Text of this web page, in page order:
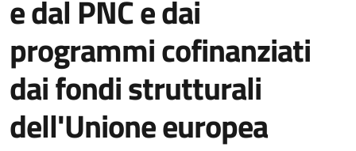
e dal PNC e dai
programmi cofinanziati
dai fondi strutturali
dell'Unione europea